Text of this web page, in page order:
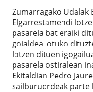
Zumarragako Udalak
Elgarrestamendi
pasarela bat eraiki
goialdea lotuko
lotzen dituen
pasarela ostiralean
Ekitaldian Pedro
sailburuordeak parte